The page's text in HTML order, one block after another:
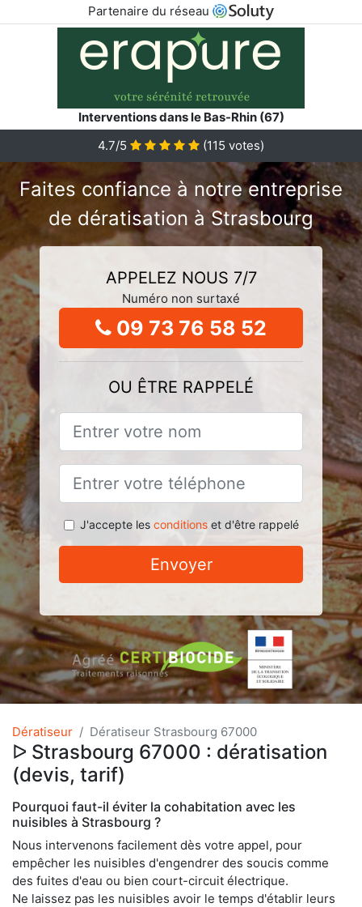
Partenaire du réseau
Interventions dans le Bas-Rhin (67)
4.7/5
(115 votes)
Faites confiance à notre entreprise
de dératisation à Strasbourg
APPELEZ NOUS 7/7
Numéro non surtaxé
09 73 76 58 52
OU ÊTRE RAPPELÉ
J'accepte les conditionset d'être rappelé
Envoyer
Dératiseur Dératiseur Strasbourg 67000
ᐅ Strasbourg 67000 : dératisation
(devis, tarif)
Pourquoi faut-il éviter la cohabitation avec les
nuisibles à Strasbourg ?
Nous intervenons facilement dès votre appel, pour
empêcher les nuisibles d'engendrer des soucis comme
des fuites d'eau ou bien court-circuit électrique.
Ne laissez pas les nuisibles avoir le temps d'établir leurs